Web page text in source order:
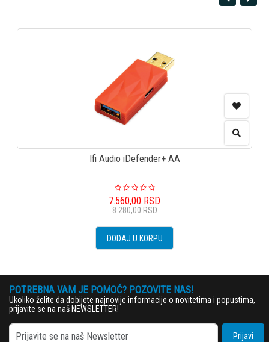
Ifi Audio iDefender+ AA
7.560,00 RSD
8.280,00RSD
DODAJ U KORPU
POTREBNA VAM JE POMOĆ? POZOVITE NAS!
Ukoliko želite da dobijete najnovije informacije o novitetima i popustima,
prijavite se na naš NEWSLETTER!
Prijavi